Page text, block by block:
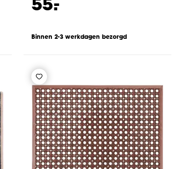
Binnen 2-3 werkdagen bezorgd